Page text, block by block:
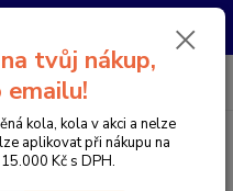
si prosím zavolejte dopředu.
Menu
tvůj nákup,
emailu!
kola, kola v akci a nelze
aplikovat při nákupu na
Kč s DPH.